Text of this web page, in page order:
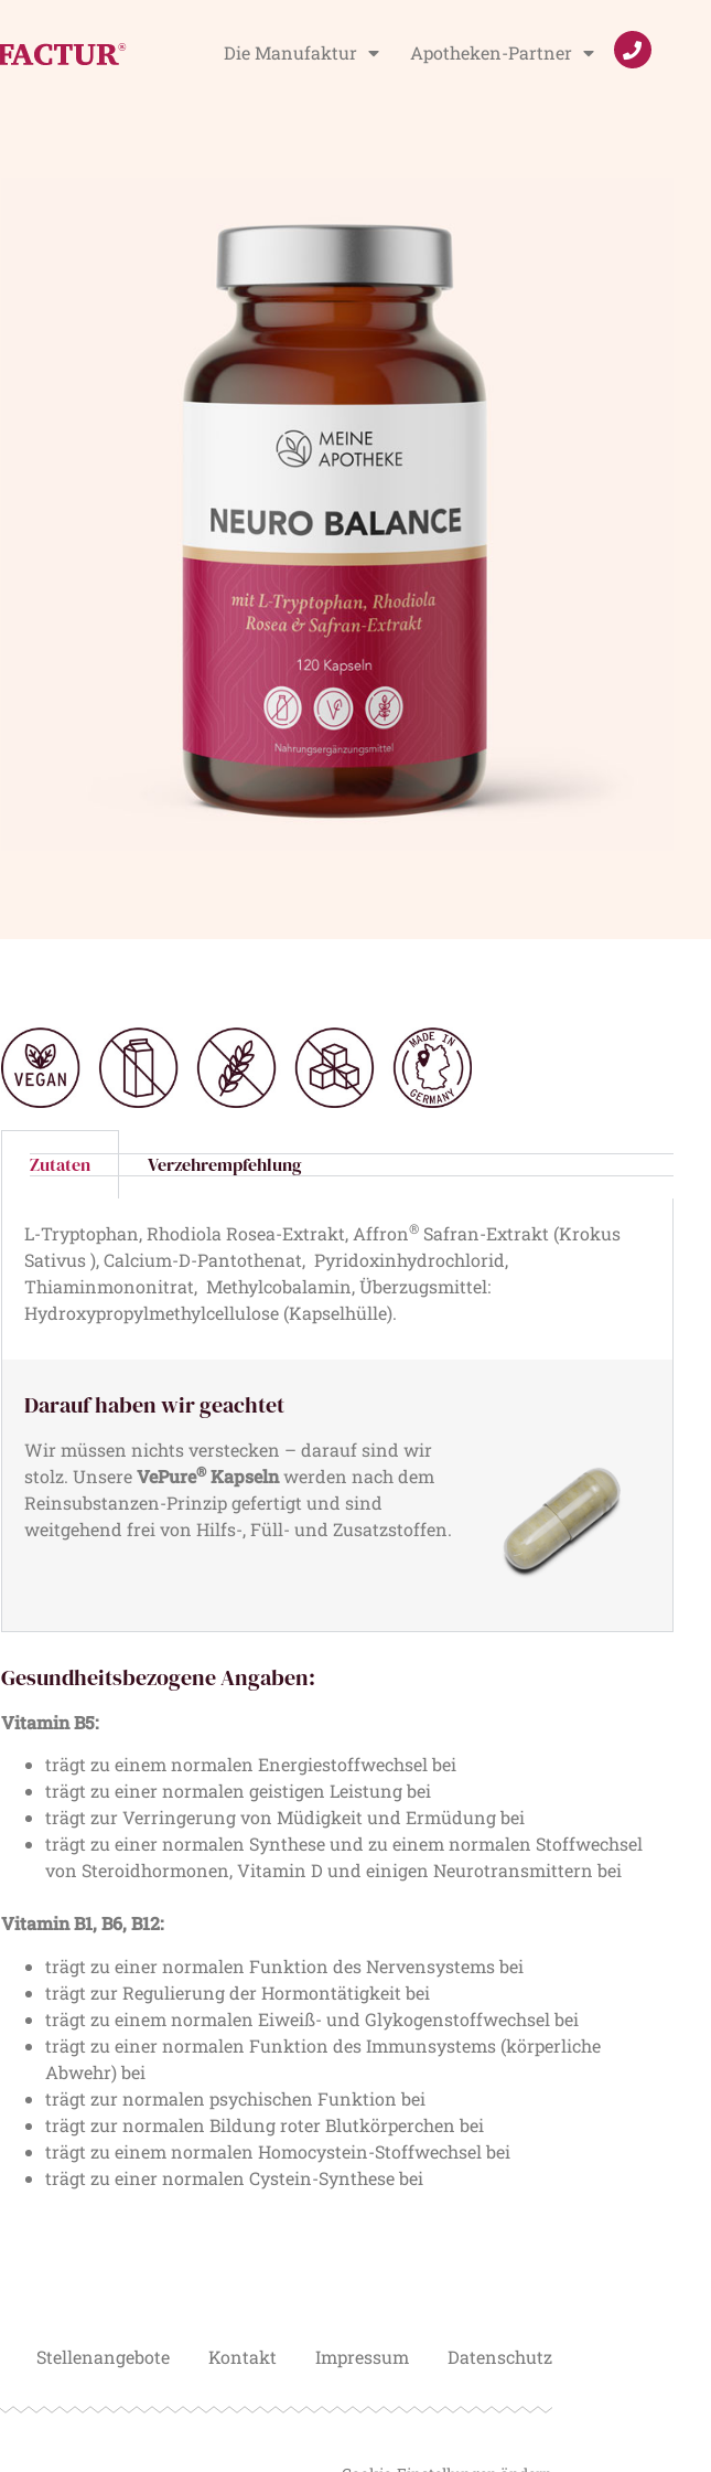
Die Manufaktur Apotheken-Partner
Zutaten Verzehrempfehlung
L-Tryptophan, Rhodiola Rosea-Extrakt, Affron® Safran-Extrakt (Krokus
Sativus ), Calcium-D-Pantothenat, Pyridoxinhydrochlorid,
Thiaminmononitrat, Methylcobalamin, Überzugsmittel:
Hydroxypropylmethylcellulose (Kapselhülle).
Darauf haben wir geachtet
Wir müssen nichts verstecken – darauf sind wir
stolz. UnsereVePure®Kapselnwerden nach dem
Reinsubstanzen-Prinzip gefertigt und sind
weitgehend frei von Hilfs-, Füll- und Zusatzstoffen.
Gesundheitsbezogene Angaben:
Vitamin B5:
trägt zu einem normalen Energiestoffwechsel bei
trägt zu einer normalen geistigen Leistung bei
trägt zur Verringerung von Müdigkeit und Ermüdung bei
trägt zu einer normalen Synthese und zu einem normalen Stoffwechsel
von Steroidhormonen, Vitamin D und einigen Neurotransmittern bei
Vitamin B1, B6, B12:
trägt zu einer normalen Funktion des Nervensystems bei
trägt zur Regulierung der Hormontätigkeit bei
trägt zu einem normalen Eiweiß- und Glykogenstoffwechsel bei
trägt zu einer normalen Funktion des Immunsystems (körperliche
Abwehr) bei
trägt zur normalen psychischen Funktion bei
trägt zur normalen Bildung roter Blutkörperchen bei
trägt zu einem normalen Homocystein-Stoffwechsel bei
trägt zu einer normalen Cystein-Synthese bei
Stellenangebote Kontakt Impressum Datenschutz